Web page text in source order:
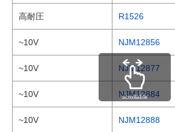
高耐圧 R1526
~10V NJM12856
~10V NJM12877
~10V NJM12884
~10V NJM12888
scrollable